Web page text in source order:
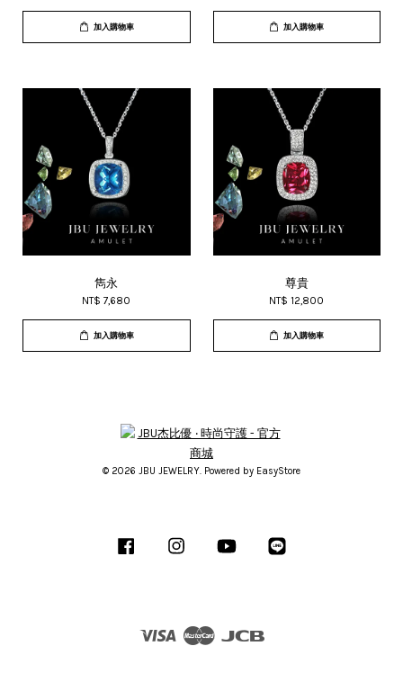
加入購物車 加入購物車
雋永
NT$ 7,680
加入購物車
尊貴
NT$ 12,800
加入購物車
© 2026 JBU JEWELRY. Powered by EasyStore
Facebook Instagram YouTube
Visa Master